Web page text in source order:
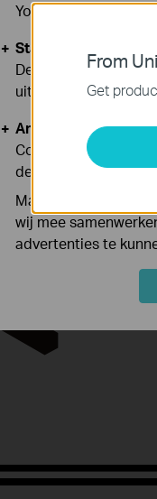
From
Get
You can find more
Standaard Cookies
Deze cookies zijn
uitgeschakeld.
Analyse en
Cookies voor
de functionaliteit
Marketing cookies
wij mee
advertenties te